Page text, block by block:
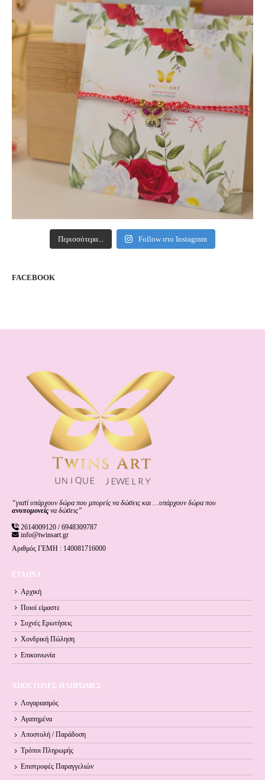
Περισσότερα... Follow στο Instagram
FACEBOOK
“γιατί υπάρχουν δώρα που μπορείς να δώσεις και …υπάρχουν δώρα που
ανυπομονείςνα δώσεις”
2614009120 / 6948309787
info@twinsart.gr
Αριθμός ΓΕΜΗ : 140081716000
ΕΤΑΙΡΙΑ
Αρχική
Ποιοί είμαστε
Συχνές Ερωτήσεις
Χονδρική Πώληση
Επικοινωνία
ΑΠΟΣΤΟΛΕΣ-ΠΛΗΡΩΜΕΣ
Λογαριασμός
Αγαπημένα
Αποστολή / Παράδοση
Τρόποι Πληρωμής
Επιστροφές Παραγγελιών